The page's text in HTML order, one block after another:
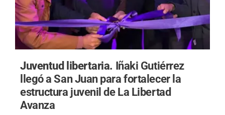
Juventud libertaria. Iñaki Gutiérrez
llegó a San Juan para fortalecer la
estructura juvenil de La Libertad
Avanza